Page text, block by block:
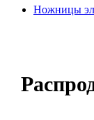
Ножницы